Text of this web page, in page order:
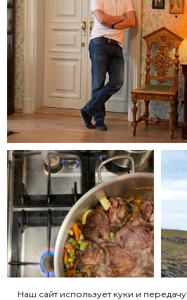
Наш сайт использует куки и передачу